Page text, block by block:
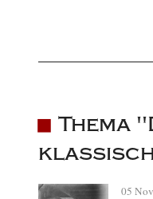
Thema
05